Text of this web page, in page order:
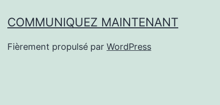
COMMUNIQUEZ MAINTENANT
Fièrement propulsé par WordPress